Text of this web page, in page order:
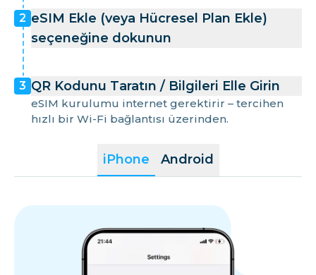
iPhone Android
2 eSIM Ekle (veya Hücresel Plan Ekle)
seçeneğine dokunun
3 QR Kodunu Taratın / Bilgileri Elle Girin
eSIM kurulumu internet gerektirir – tercihen
hızlı bir Wi-Fi bağlantısı üzerinden.